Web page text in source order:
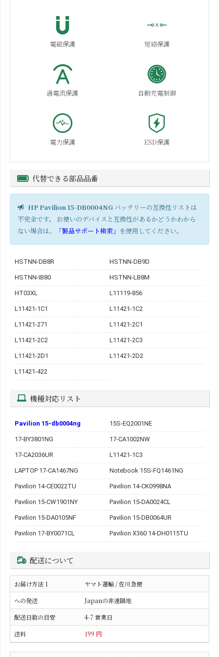
電磁保護 短絡保護
過電流保護 自動充電制御
電力保護 ESD保護
代替できる部品品番
HP Pavilion 15-DB0004NG バッテリーの互換性リストは
不完全です。 お使いのデバイスと互換性があるかどうかわから
ない場合は、
「製品サポート検索」 を使用してください。
HSTNN-DB8R HSTNN-DB9D
HSTNN-IB80 HSTNN-LB8M
HT03XL L11119-856
L11421-1C1 L11421-1C2
L11421-271 L11421-2C1
L11421-2C2 L11421-2C3
L11421-2D1 L11421-2D2
L11421-422
機種対応リスト
Pavilion 15-db0004ng 15S-EQ2001NE
17-BY3801NG 17-CA1002NW
17-CA2036UR L11421-1C3
LAPTOP 17-CA1467NG Notebook 15S-FQ1461NG
Pavilion 14-CE0022TU Pavilion 14-CK0998NA
Pavilion 15-CW1901NY Pavilion 15-DA0024CL
Pavilion 15-DA0105NF Pavilion 15-DB0064UR
Pavilion 17-BY0071CL Pavilion X360 14-DH0115TU
配送について
ヤマト運輸 / 佐川急便
Japanの非遠隔地
4-7 営業日
199 円